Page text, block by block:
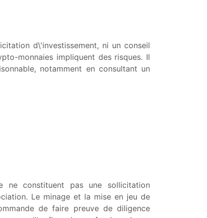
d\'investissement, ni un conseil
monnaies impliquent des risques. Il
notamment en consultant un
ne constituent pas une sollicitation
Le minage et la mise en jeu de
de faire preuve de diligence